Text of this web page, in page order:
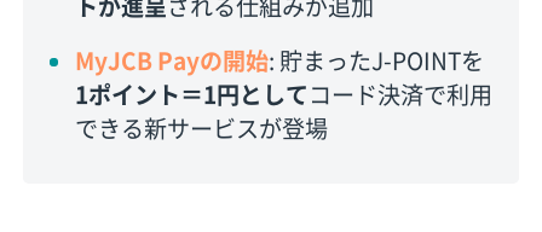
MyJCB Payの開始: 貯まったJ-POINTを
1ポイント＝1円としてコード決済で利用
できる新サービスが登場